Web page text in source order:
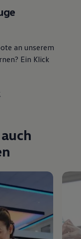
an unserem
Ein Klick